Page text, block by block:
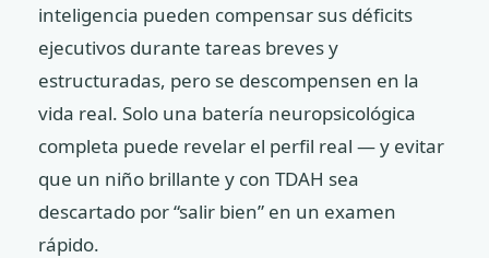
inteligencia pueden compensar sus déficits
ejecutivos durante tareas breves y
estructuradas, pero se descompensen en la
vida real. Solo una batería neuropsicológica
completa puede revelar el perfil real — y evitar
que un niño brillante y con TDAH sea
descartado por “salir bien” en un examen
rápido.